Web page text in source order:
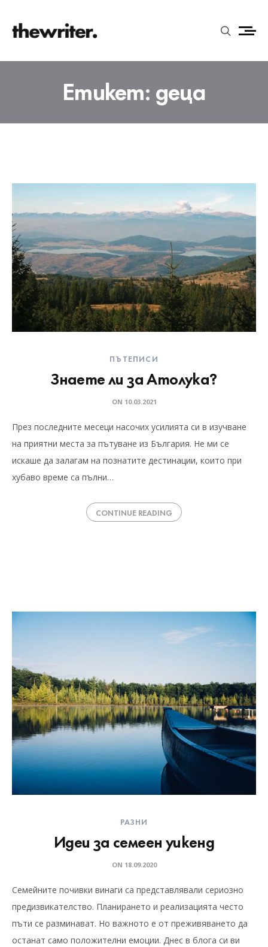
Етикет:деца
ПЪТЕПИСИ
Знаете ли за Атолука?
ON 10.03.2021
През последните месеци насочих усилията си в изучване
на приятни места за пътуване из България. Не ми се
искаше да залагам на познатите дестинации, които при
хубаво време са пълни…
CONTINUE READING
РАЗНИ
Идеи за семеен уикенд
ON 18.09.2020
Семейните почивки винаги са представлявали сериозно
предизвикателство. Планирането и реализацията често
пъти се разминават. Но важното е от преживяването да
останат само положителни емоции. Днес в блога си ви